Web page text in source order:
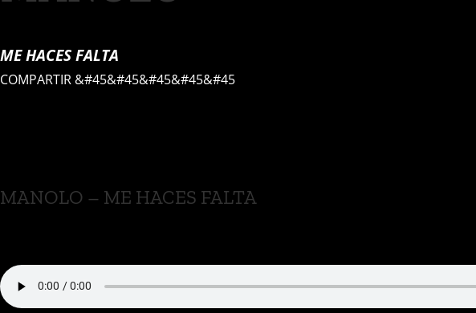
ME HACES FALTA
COMPARTIR &#45&#45&#45&#45&#45
MANOLO – ME HACES FALTA